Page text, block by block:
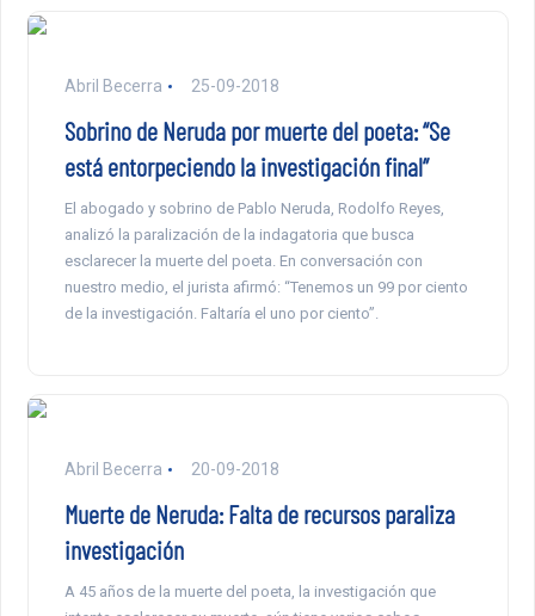
Abril Becerra 25-09-2018
Sobrino de Neruda por muerte del poeta: “Se
está entorpeciendo la investigación final”
El abogado y sobrino de Pablo Neruda, Rodolfo Reyes,
analizó la paralización de la indagatoria que busca
esclarecer la muerte del poeta. En conversación con
nuestro medio, el jurista afirmó: “Tenemos un 99 por ciento
de la investigación. Faltaría el uno por ciento”.
Abril Becerra 20-09-2018
Muerte de Neruda: Falta de recursos paraliza
investigación
A 45 años de la muerte del poeta, la investigación que